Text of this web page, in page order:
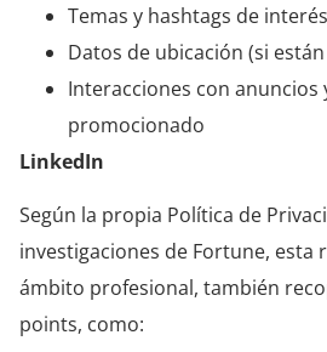
Temas y hashtags de interés
Datos de ubicación (si
Interacciones con anuncios
promocionado
LinkedIn
Según la propia Política de
investigaciones de Fortune, esta
ámbito profesional, también
points, como: